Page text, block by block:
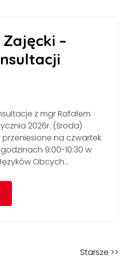
–
z mgr Rafałem
2026r. (środa)
na czwartek
9:00-10:30 w
Obcych…
Starsze >>